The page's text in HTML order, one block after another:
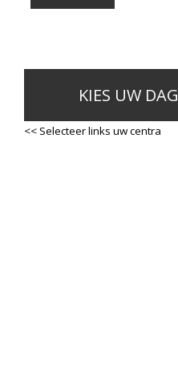
KIES UW DAG
<< Selecteer links uw centra